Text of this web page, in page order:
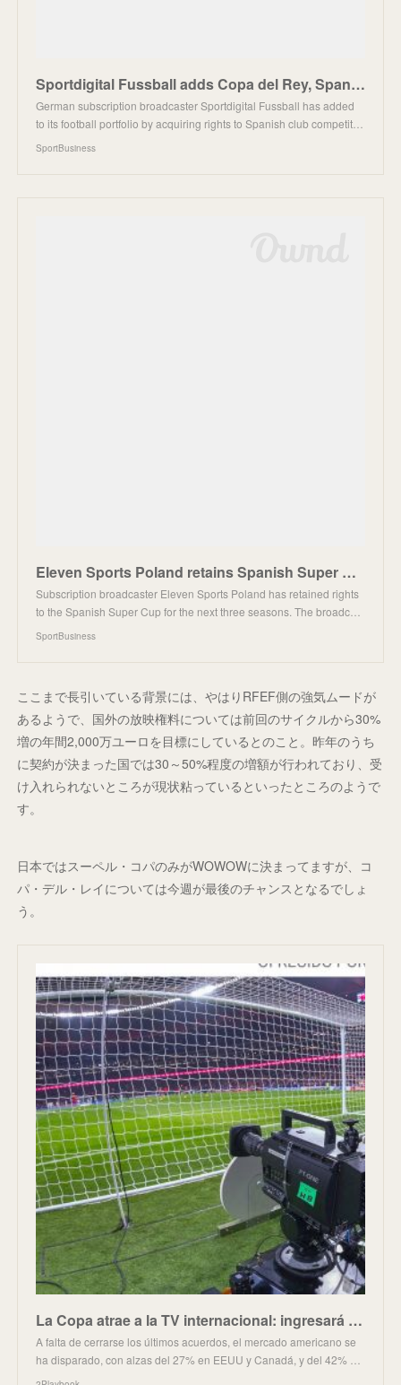
Sportdigital Fussball adds Copa del Rey, Spanish Super Cup to European portfolio | SportBusiness
German subscription broadcaster Sportdigital Fussball has added
to its football portfolio by acquiring rights to Spanish club competit…
SportBusiness
Eleven Sports Poland retains Spanish Super Cup rights | SportBusiness
Subscription broadcaster Eleven Sports Poland has retained rights
to the Spanish Super Cup for the next three seasons. The broadc…
SportBusiness
ここまで長引いている背景には、やはりRFEF側の強気ムードが
あるようで、国外の放映権料については前回のサイクルから30%
増の年間2,000万ユーロを目標にしているとのこと。昨年のうち
に契約が決まった国では30～50%程度の増額が行われており、受
け入れられないところが現状粘っているといったところのようで
す。
日本ではスーペル・コパのみがWOWOWに決まってますが、コ
パ・デル・レイについては今週が最後のチャンスとなるでしょ
う。
La Copa atrae a la TV internacional: ingresará un mínimo de 20 millones, un 30% más, hasta 2027
A falta de cerrarse los últimos acuerdos, el mercado americano se
ha disparado, con alzas del 27% en EEUU y Canadá, y del 42% …